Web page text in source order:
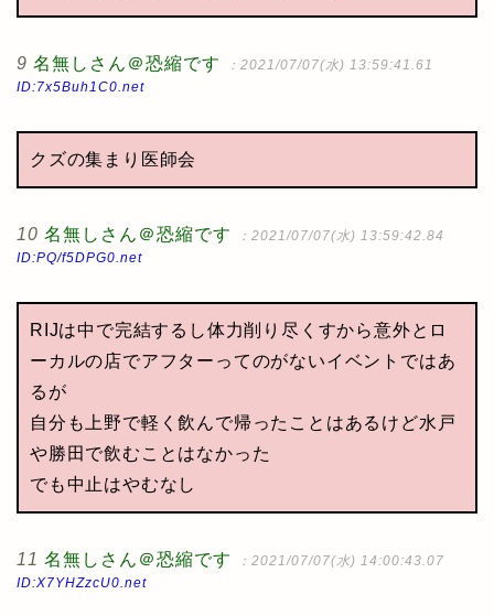
9 名無しさん＠恐縮です
：2021/07/07(水) 13:59:41.61
ID:7x5Buh1C0.net
クズの集まり医師会
10 名無しさん＠恐縮です
：2021/07/07(水) 13:59:42.84
ID:PQ/f5DPG0.net
RIJは中で完結するし体力削り尽くすから意外とロ
ーカルの店でアフターってのがないイベントではあ
るが
自分も上野で軽く飲んで帰ったことはあるけど水戸
や勝田で飲むことはなかった
でも中止はやむなし
11 名無しさん＠恐縮です
：2021/07/07(水) 14:00:43.07
ID:X7YHZzcU0.net